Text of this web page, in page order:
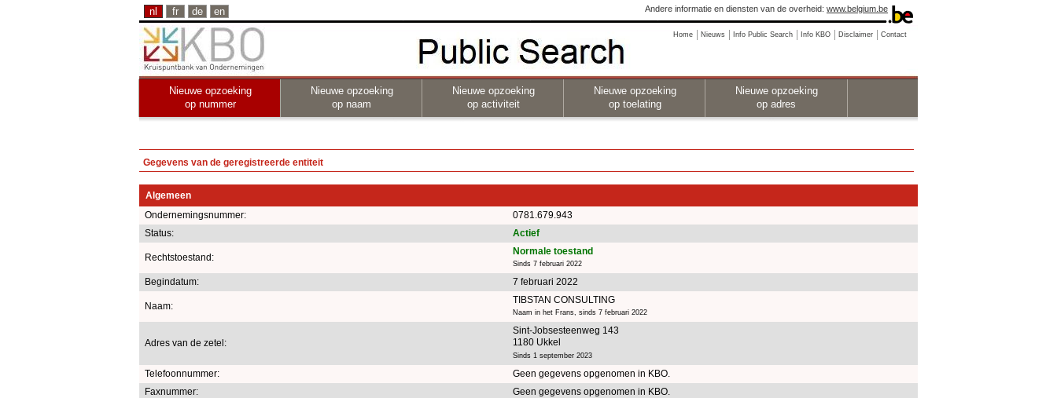
nl fr de en Andere informatie en diensten van de overheid: www.belgium.be
Home Nieuws Info Public Search Info KBO Disclaimer Contact
Nieuwe opzoeking
op nummer
Nieuwe opzoeking
op naam
Nieuwe opzoeking
op activiteit
Nieuwe opzoeking
op toelating
Nieuwe opzoeking
op adres
Gegevens van de geregistreerde entiteit
Algemeen
Ondernemingsnummer:
0781.679.943
Status:
Actief
Rechtstoestand:
Normale toestand
Sinds 7 februari 2022
Begindatum: 7 februari 2022
Naam:
TIBSTAN CONSULTING
Naam in het Frans, sinds 7 februari 2022
Adres van de zetel:
Sint-Jobsesteenweg 143
1180 Ukkel
Sinds 1 september 2023
Telefoonnummer:
Geen gegevens opgenomen in KBO.
Faxnummer:
Geen gegevens opgenomen in KBO.